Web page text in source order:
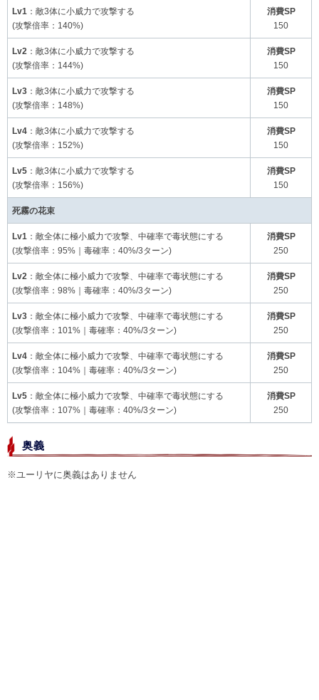
Lv1 ：敵3体に小威力で攻撃する
(攻撃倍率：140%)
消費SP
150
Lv2 ：敵3体に小威力で攻撃する
(攻撃倍率：144%)
消費SP
150
Lv3 ：敵3体に小威力で攻撃する
(攻撃倍率：148%)
消費SP
150
Lv4 ：敵3体に小威力で攻撃する
(攻撃倍率：152%)
消費SP
150
Lv5 ：敵3体に小威力で攻撃する
(攻撃倍率：156%)
消費SP
150
死霧の花束
Lv1 ：敵全体に極小威力で攻撃、中確率で毒状態にする
(攻撃倍率：95%｜毒確率：40%/3ターン)
消費SP
250
Lv2 ：敵全体に極小威力で攻撃、中確率で毒状態にする
(攻撃倍率：98%｜毒確率：40%/3ターン)
消費SP
250
Lv3 ：敵全体に極小威力で攻撃、中確率で毒状態にする
(攻撃倍率：101%｜毒確率：40%/3ターン)
消費SP
250
Lv4 ：敵全体に極小威力で攻撃、中確率で毒状態にする
(攻撃倍率：104%｜毒確率：40%/3ターン)
消費SP
250
Lv5 ：敵全体に極小威力で攻撃、中確率で毒状態にする
(攻撃倍率：107%｜毒確率：40%/3ターン)
消費SP
250
奥義
※ユーリヤに奥義はありません